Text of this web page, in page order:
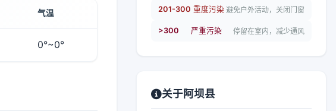
气温
0°~0°
201-300 重度污染 避免户外活动，关闭门窗
>300 严重污染 停留在室内，减少通风
关于阿坝县